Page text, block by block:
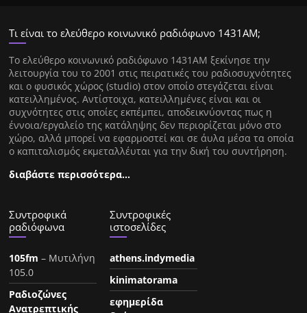
Τι είναι το ελεύθερο κοινωνικό ραδιόφωνο 1431ΑΜ;
Tο ελεύθερο κοινωνικό ραδιόφωνο 1431AM ξεκίνησε την
λειτουργία του το 2001 στις πειρατικές του ραδιοσυχνότητες
και ο φυσικός χώρος (studio) στον οποίο στεγάζεται είναι
κατειλλημένος. Αντίστοιχα, κατειλλημένες είναι και οι
συχνότητες στις οποίες εκπέμπει, αποδεικνύοντας πως η
έννοια/εργαλείο της κατάληψης δεν περιορίζεται μόνο στο
χώρο, αλλά μπορεί να εφαρμοστεί και σε άυλα μέσα τα οποία
ο καπιταλισμός εκμεταλλέυται για την δική του συντήρηση.
διαβάστε περισσότερα…
Συντροφικά
ραδιόφωνα
105fm – Μυτιλήνη
105.0
Ραδιοζώνες
Ανατρεπτικής
Συντροφικές
ιστοσελίδες
athens.indymedia
kinimatorama
εφημερίδα